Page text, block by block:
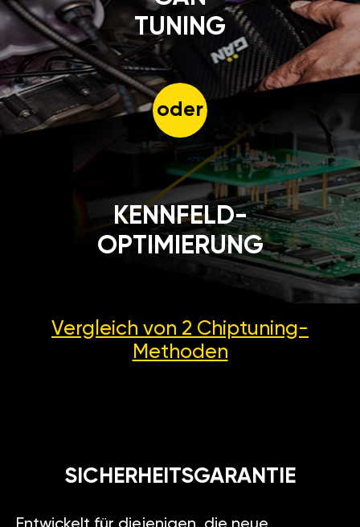
TUNING
oder
KENNFELD-
OPTIMIERUNG
Vergleich von 2 Chiptuning-
Methoden
SICHERHEITSGARANTIE